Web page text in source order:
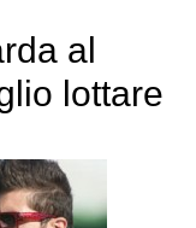
al
lottare